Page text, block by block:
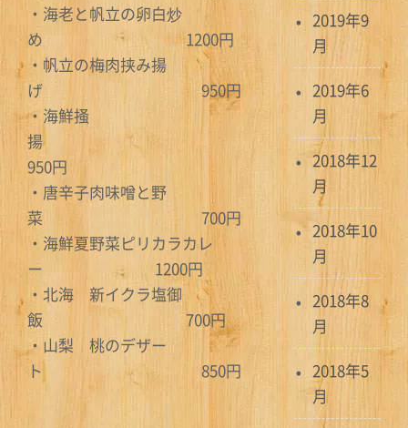
・海老と帆立の卵白炒
め 1200円
・帆立の梅肉挟み揚
げ 950円
・海鮮掻
揚
950円
・唐辛子肉味噌と野
菜 700円
・海鮮夏野菜ピリカラカレ
ー 1200円
・北海 新イクラ塩御
飯 700円
・山梨 桃のデザー
ト 850円
2019年9
月
2019年6
月
2018年12
月
2018年10
月
2018年8
月
2018年5
月